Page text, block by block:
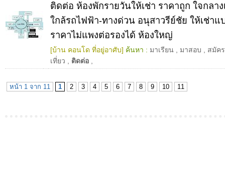
ติดต่อ ห้องพักรายวันให้เช่า ราคาถูก ใจกลาง
ใกล้รถไฟฟ้า-ทางด่วน อนุสาวรีย์ชัย ให้เช่า
ราคาไม่แพงต่อรองได้ ห้องใหญ่
[บ้าน คอนโด ที่อยู่อาศับ] ค้นหา : มาเรียน มาสอบ
สมัค
เที่ยว
ติดต่อ
หน้า 1 จาก 11 1 2 3 4 5 6 7 8 9 10 11